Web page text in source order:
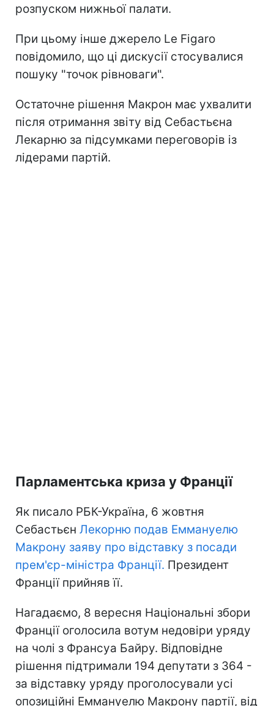
розпуском нижньої палати.
При цьому інше джерело Le Figaro
повідомило, що ці дискусії стосувалися
пошуку "точок рівноваги".
Остаточне рішення Макрон має ухвалити
після отримання звіту від Себастьєна
Лекарню за підсумками переговорів із
лідерами партій.
Парламентська криза у Франції
Як писало РБК-Україна, 6 жовтня
Себастьєн Лекорню подав Еммануелю
Макрону заяву про відставку з посади
прем'єр-міністра Франції. Президент
Франції прийняв її.
Нагадаємо, 8 вересня Національні збори
Франції оголосила вотум недовіри уряду
на чолі з Франсуа Байру. Відповідне
рішення підтримали 194 депутати з 364 -
за відставку уряду проголосували усі
опозиційні Еммануелю Макрону партії, від